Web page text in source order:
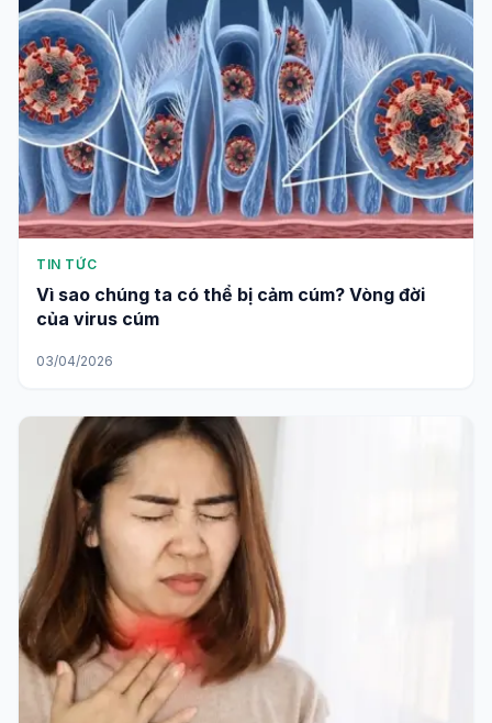
TIN TỨC
Vì sao chúng ta có thể bị cảm cúm? Vòng đời
của virus cúm
03/04/2026